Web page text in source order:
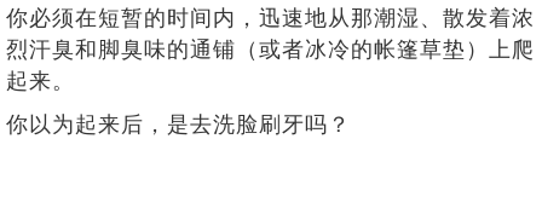
你必须在短暂的时间内，迅速地从那潮湿、散发着浓
烈汗臭和脚臭味的通铺（或者冰冷的帐篷草垫）上爬
起来。
你以为起来后，是去洗脸刷牙吗？